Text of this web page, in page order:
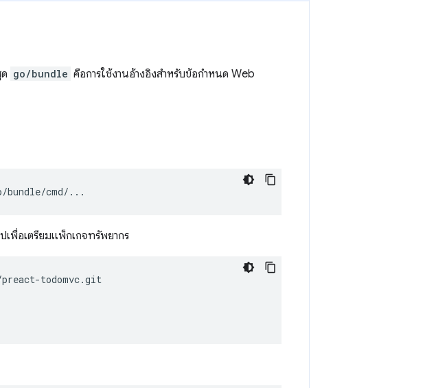
go/bundle คือการใช้งานอ้างอิงสำหรับข้อกำหนด Web
เพื่อเตรียมแพ็กเกจทรัพยากร